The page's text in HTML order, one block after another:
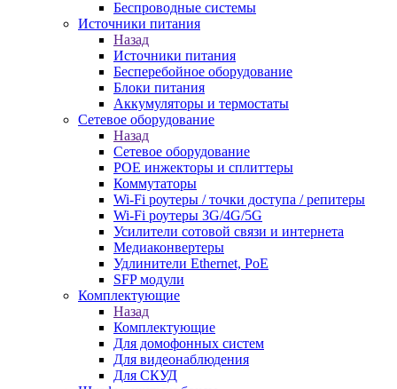
Беспроводные системы
Источники питания
Назад
Источники питания
Бесперебойное оборудование
Блоки питания
Аккумуляторы и термостаты
Сетевое оборудование
Назад
Сетевое оборудование
POE инжекторы и сплиттеры
Коммутаторы
Wi-Fi роутеры / точки доступа / репитеры
Wi-Fi роутеры 3G/4G/5G
Усилители сотовой связи и интернета
Медиаконвертеры
Удлинители Ethernet, PoE
SFP модули
Комплектующие
Назад
Комплектующие
Для домофонных систем
Для видеонаблюдения
Для СКУД